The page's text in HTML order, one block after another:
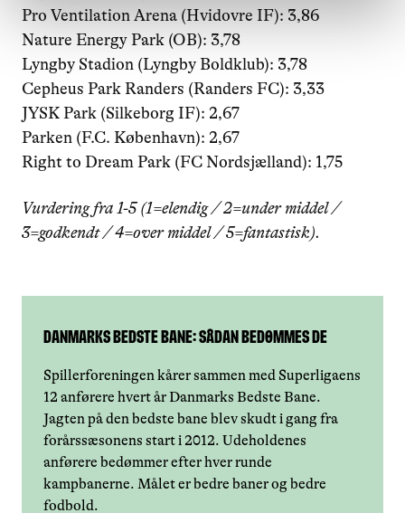
Pro Ventilation Arena (Hvidovre IF): 3,86
Nature Energy Park (OB): 3,78
Lyngby Stadion (Lyngby Boldklub): 3,78
Cepheus Park Randers (Randers FC): 3,33
JYSK Park (Silkeborg IF): 2,67
Parken (F.C. København): 2,67
Right to Dream Park (FC Nordsjælland): 1,75
Vurdering fra 1-5 (1=elendig / 2=under middel /
3=godkendt / 4=over middel / 5=fantastisk).
Danmarks Bedste Bane: Sådan bedømmes de
Spillerforeningen kårer sammen med Superligaens
12 anførere hvert år Danmarks Bedste Bane.
Jagten på den bedste bane blev skudt i gang fra
forårssæsonens start i 2012. Udeholdenes
anførere bedømmer efter hver runde
kampbanerne. Målet er bedre baner og bedre
fodbold.